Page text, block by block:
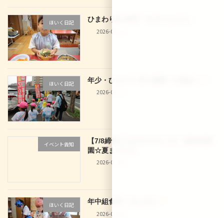
ほいく日記 ひまわり組 食育「七夕うどん
2026-07-10
ほいく日記 年少・ひまわり 西大路駅へお散歩
2026-07-10
イベント告知
【7/8締切】2026/07/29（水） 龍谷幼稚
園☆夏まつり☆
2026-07-04
ほいく日記
年中組食育！あんぱん
2026-06-30